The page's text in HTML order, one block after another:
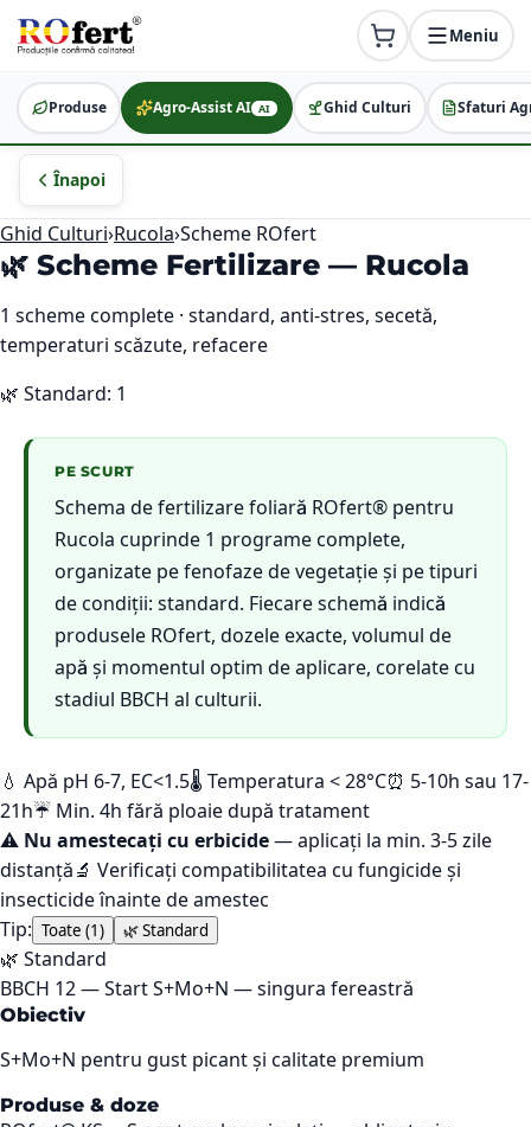
Meniu
Produse Agro-Assist AI AI Ghid Culturi Sfaturi
Înapoi
Ghid Culturi›Rucola›Scheme ROfert
🌿 Scheme Fertilizare — Rucola
1 scheme complete · standard, anti-stres, secetă,
temperaturi scăzute, refacere
🌿 Standard: 1
PE SCURT
Schema de fertilizare foliară ROfert® pentru
Rucola cuprinde 1 programe complete,
organizate pe fenofaze de vegetație și pe tipuri
de condiții: standard. Fiecare schemă indică
produsele ROfert, dozele exacte, volumul de
apă și momentul optim de aplicare, corelate cu
stadiul BBCH al culturii.
💧 Apă pH 6-7, EC<1.5🌡️ Temperatura < 28°C⏰ 5-10h sau 17-
21h☔ Min. 4h fără ploaie după tratament
⚠️ Nu amestecați cu erbicide— aplicați la min. 3-5 zile
distanță🔬 Verificați compatibilitatea cu fungicide și
insecticide înainte de amestec
Tip: Toate (1) 🌿Standard
🌿 Standard
BBCH 12—Start S+Mo+N — singura fereastră
Obiectiv
S+Mo+N pentru gust picant și calitate premium
Produse & doze